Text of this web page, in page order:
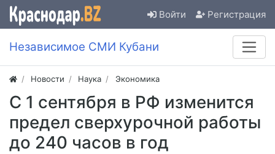
Войти Регистрация
Независимое СМИ Кубани
Новости Наука Экономика
С 1 сентября в РФ изменится
предел сверхурочной работы
до 240 часов в год